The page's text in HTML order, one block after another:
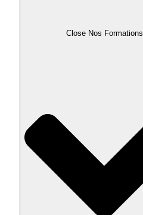
Close Nos Formations